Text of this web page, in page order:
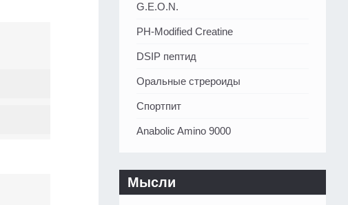
G.E.O.N.
PH-Modified Creatine
DSIP пептид
Оральные стрероиды
Спортпит
Anabolic Amino 9000
Мысли